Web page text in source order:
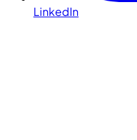
LinkedIn